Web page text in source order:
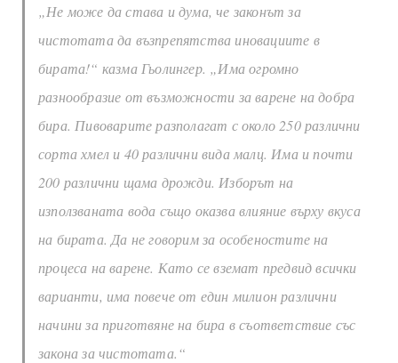
„Не може да става и дума, че законът за
чистотата да възпрепятства иновациите в
бирата!“ казма Гьолингер. „Има огромно
разнообразие от възможности за варене на добра
бира. Пивоварите разполагат с около 250 различни
сорта хмел и 40 различни вида малц. Има и почти
200 различни щама дрожди. Изборът на
използваната вода също оказва влияние върху вкуса
на бирата. Да не говорим за особеностите на
процеса на варене. Като се вземат предвид всички
варианти, има повече от един милион различни
начини за приготвяне на бира в съответствие със
закона за чистотата.“